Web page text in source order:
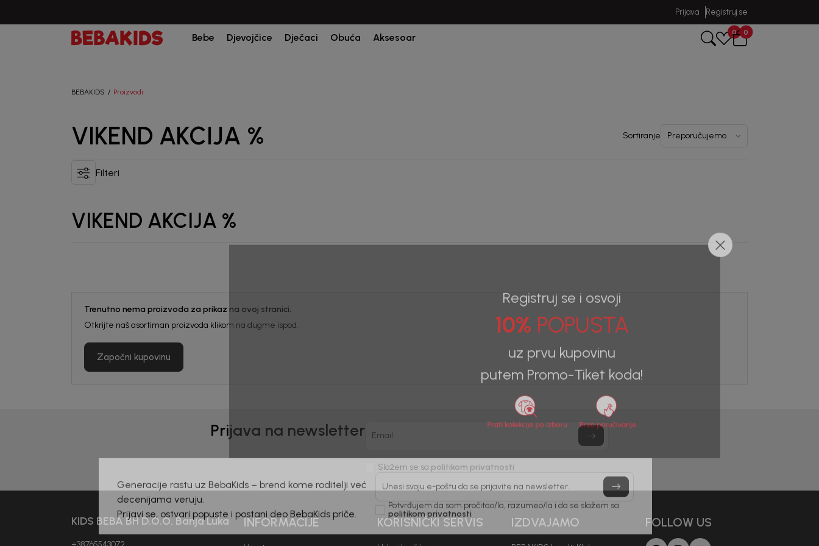
Prijava Registruj se
Bebe Djevojčice Dječaci Obuća Aksesoar 0 0
BEBAKIDS Proizvodi
VIKEND AKCIJA % Sortiranje
Filteri
VIKEND AKCIJA %
Trenutno nema proizvoda za prikaz na ovoj stranici.
Otkrijte naš asortiman proizvoda klikom na dugme ispod.
Započni kupovinu
Prijava na newsletter Email
Slažem se sa politikom privatnosti
KIDS BEBA BH D.O.O. Banja Luka INFORMACIJE KORISNIČKI SERVIS IZDVAJAMO FOLLOW US
Registruj se i osvoji
POPUSTA
uz prvu kupovinu
putem Promo-Tiket koda!
Generacije rastu uz BebaKids – brend kome roditelji već
decenijama veruju.
Prijavi se, ostvari popuste i postani deo BebaKids priče.
Unesi svoju e-poštu da se prijavite na newsletter.
Potvrđujem da sam pročitao/la, razumeo/la i da se slažem sa
politikom privatnosti